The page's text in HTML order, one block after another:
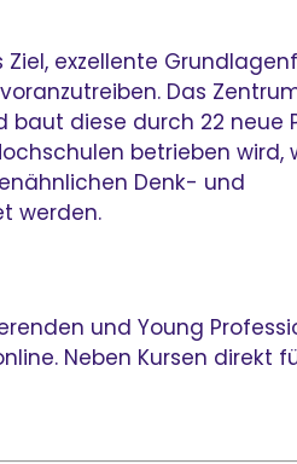
exzellente
Das
diese durch 22 neue
betrieben wird,
Denk- und
werden.
und Young
Neben Kursen direkt